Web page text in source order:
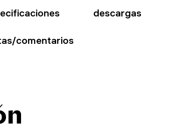
descargas
comentarios